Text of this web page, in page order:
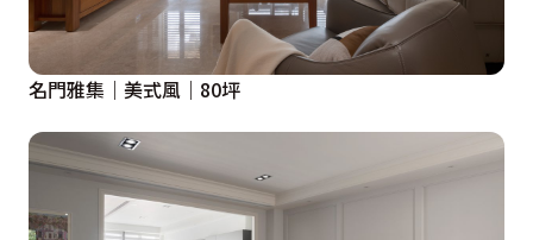
名門雅集｜美式風｜80坪